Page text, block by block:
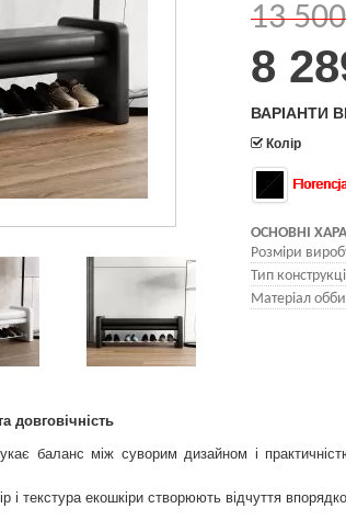
13 500
8
ВАРІАНТИ
Колір
ОСНОВНІ
Розміри
Тип
Матеріал
довговічність
баланс між суворим дизайном і
і текстура екошкіри створюють відчуття